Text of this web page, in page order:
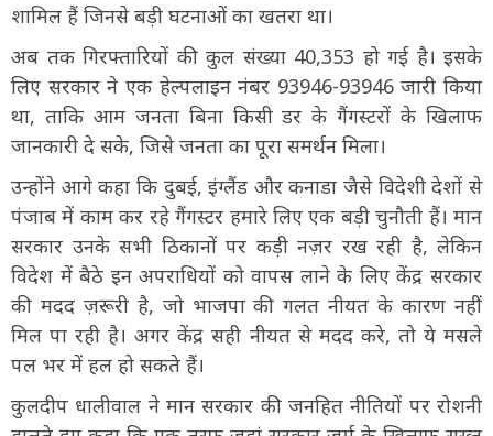
शामिल हैं जिनसे बड़ी घटनाओं का खतरा था।
अब तक गिरफ्तारियों की कुल संख्या 40,353 हो गई है। इसके
लिए सरकार ने एक हेल्पलाइन नंबर 93946-93946 जारी किया
था, ताकि आम जनता बिना किसी डर के गैंगस्टरों के खिलाफ
जानकारी दे सके, जिसे जनता का पूरा समर्थन मिला।
उन्होंने आगे कहा कि दुबई, इंग्लैंड और कनाडा जैसे विदेशी देशों से
पंजाब में काम कर रहे गैंगस्टर हमारे लिए एक बड़ी चुनौती हैं। मान
सरकार उनके सभी ठिकानों पर कड़ी नज़र रख रही है, लेकिन
विदेश में बैठे इन अपराधियों को वापस लाने के लिए केंद्र सरकार
की मदद ज़रूरी है, जो भाजपा की गलत नीयत के कारण नहीं
मिल पा रही है। अगर केंद्र सही नीयत से मदद करे, तो ये मसले
पल भर में हल हो सकते हैं।
कुलदीप धालीवाल ने मान सरकार की जनहित नीतियों पर रोशनी